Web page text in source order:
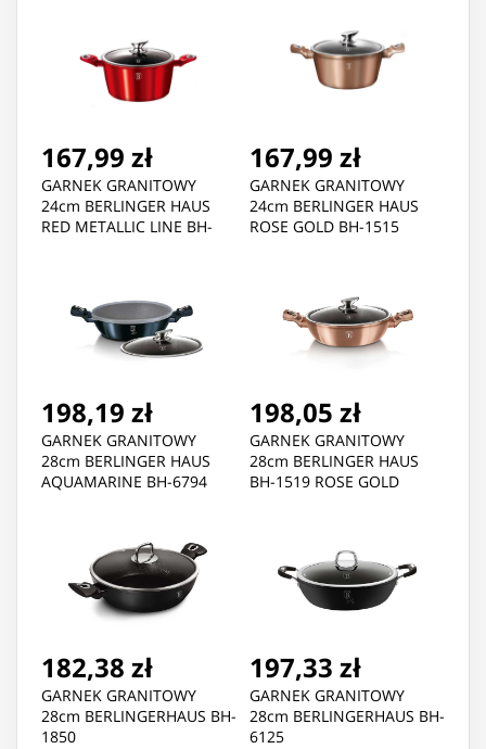
167,99 zł
GARNEK GRANITOWY
24cm BERLINGER HAUS
RED METALLIC LINE BH-
167,99 zł
GARNEK GRANITOWY
24cm BERLINGER HAUS
ROSE GOLD BH-1515
198,19 zł
GARNEK GRANITOWY
28cm BERLINGER HAUS
AQUAMARINE BH-6794
198,05 zł
GARNEK GRANITOWY
28cm BERLINGER HAUS
BH-1519 ROSE GOLD
182,38 zł
GARNEK GRANITOWY
28cm BERLINGERHAUS BH-
1850
197,33 zł
GARNEK GRANITOWY
28cm BERLINGERHAUS BH-
6125